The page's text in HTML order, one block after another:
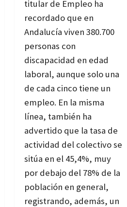
titular de Empleo ha
recordado que en
Andalucía viven 380.700
personas con
discapacidad en edad
laboral, aunque solo una
de cada cinco tiene un
empleo. En la misma
línea, también ha
advertido que la tasa de
actividad del colectivo se
sitúa en el 45,4%, muy
por debajo del 78% de la
población en general,
registrando, además, un